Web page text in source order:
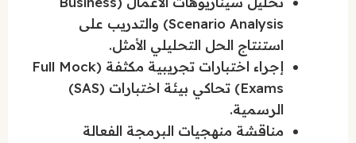
Scenario Analysis) والتدريب على
استنتاج الحل التحليلي الأمثل.
إجراء اختبارات تجريبية مكثفة (Full Mock
Exams) تحاكي بيئة اختبارات (SAS)
الرسمية.
مناقشة منهجيات البرمجة الفعالة